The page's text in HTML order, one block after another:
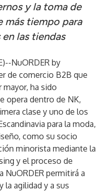
y la toma de
más tiempo para
las tiendas
)--NuORDER by
de comercio B2B que
ha sido
opera dentro de NK,
clase y uno de los
para la moda,
como su socio
minorista mediante la
y el proceso de
NuORDER permitirá a
la agilidad y a sus